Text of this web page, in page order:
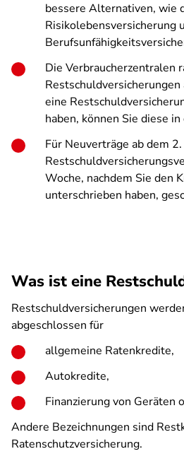
bessere Alternativen, wie
Risikolebensversicherung
Die Verbraucherzentralen
eine
haben, können Sie diese
Für Neuverträge ab dem
Woche, nachdem Sie den
unterschrieben haben,
Was ist eine
Restschuldversicherungen
abgeschlossen für
allgemeine Ratenkredite,
Autokredite,
Finanzierung von Geräten
Andere Bezeichnungen sind
Ratenschutzversicherung.